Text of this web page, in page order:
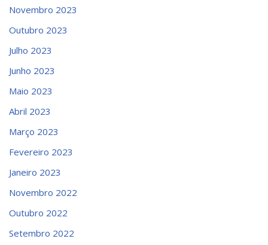
Novembro 2023
Outubro 2023
Julho 2023
Junho 2023
Maio 2023
Abril 2023
Março 2023
Fevereiro 2023
Janeiro 2023
Novembro 2022
Outubro 2022
Setembro 2022